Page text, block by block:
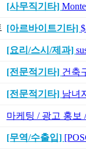
[사무직기타]
[아르바이트기타]
[요리/스시/제과]
[전문적기타] 건축
[전문적기타] 남녀
마케팅 / 광고 홍보
[무역/수출입]